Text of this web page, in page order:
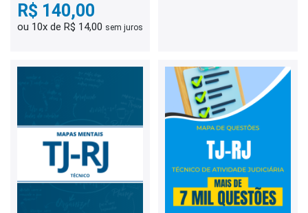
R$ 140,00
ou 10x de R$ 14,00 sem juros